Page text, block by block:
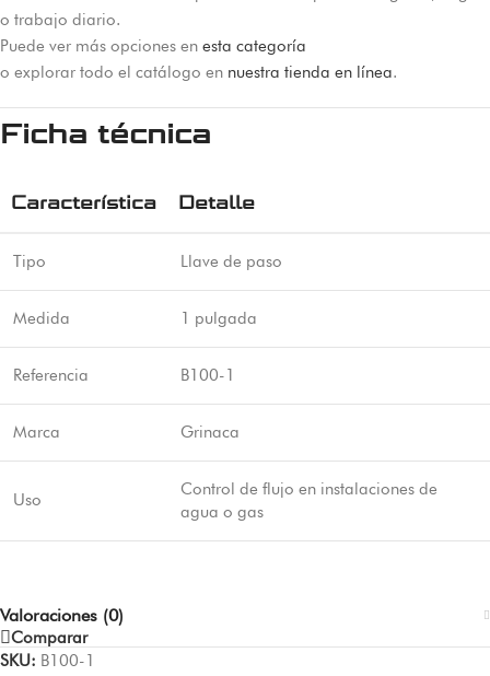
o trabajo diario.
Puede ver más opciones en esta categoría
o explorar todo el catálogo en nuestra tienda en línea.
Ficha técnica
Característica Detalle
Tipo Llave de paso
Medida 1 pulgada
Referencia B100-1
Marca Grinaca
Uso
Control de flujo en instalaciones de
agua o gas
Valoraciones (0)
Comparar
SKU: B100-1